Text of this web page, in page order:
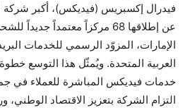
فيدرال إكسبريس (فيديكس)، أكبر شركة
عن إطلاقها 68 مركزاً معتمداً
الإمارات، المزوّد الرسمي للخدمات
العربية المتحدة. ويُمثّل هذا التوسع
خدمات فيديكس المباشرة للعملاء في
التزام الشركة بتعزيز الاقتصاد